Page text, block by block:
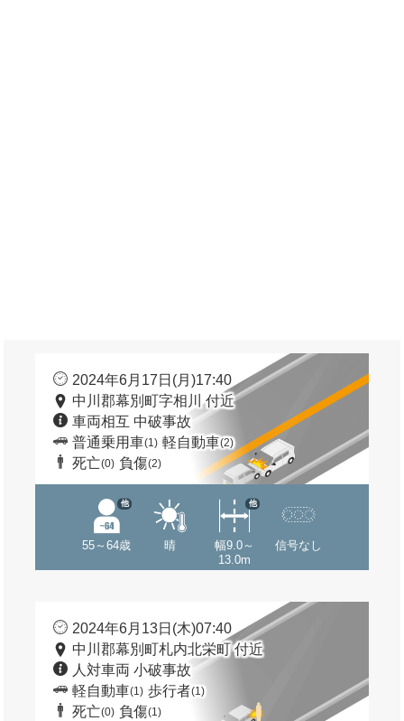
2024年6月17日(月)17:40
中川郡幕別町字相川 付近
車両相互 中破事故
普通乗用車(1) 軽自動車(2)
死亡(0) 負傷(2)
55～64歳
他
晴
幅9.0～
13.0m
他
信号なし
2024年6月13日(木)07:40
中川郡幕別町札内北栄町 付近
人対車両 小破事故
軽自動車(1) 歩行者(1)
死亡(0) 負傷(1)